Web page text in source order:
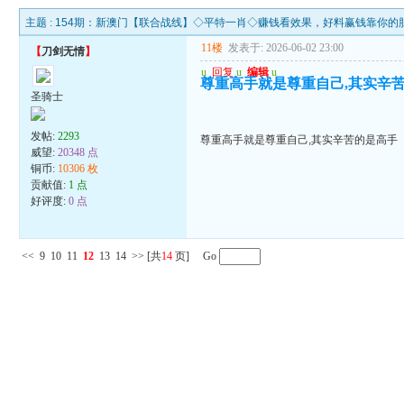
主题 : 154期：新澳门【联合战线】◇平特一肖◇赚钱看效果，好料赢钱靠你的
【刀剑无情】
圣骑士
发帖:2293
威望:20348 点
铜币: 10306 枚
贡献值: 1 点
好评度:0 点
11楼 发表于: 2026-06-02 23:00
u 回复 u 编辑 u
尊重高手就是尊重自己,其实辛
尊重高手就是尊重自己,其实辛苦的是高手
<< 9 10 11 12 13 14 >> [共14 页] Go